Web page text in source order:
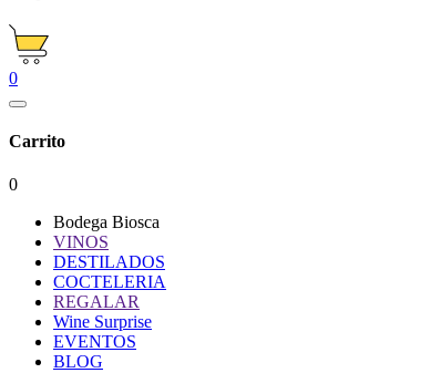
0
Carrito
0
Bodega Biosca
VINOS
DESTILADOS
COCTELERIA
REGALAR
Wine Surprise
EVENTOS
BLOG